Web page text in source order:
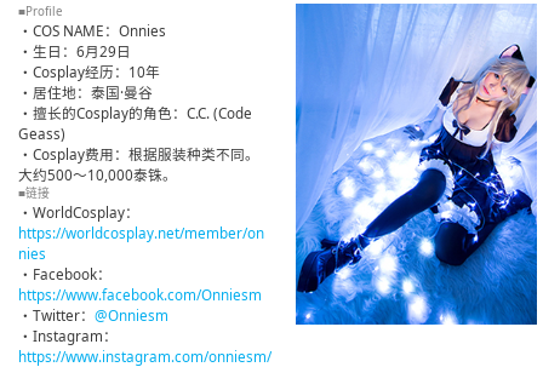
■Profile
・COS NAME：Onnies
・生日：6月29日
・Cosplay经历：10年
・居住地：泰国·曼谷
・擅长的Cosplay的角色：C.C. (Code
Geass)
・Cosplay费用：根据服装种类不同。
大约500～10,000泰铢。
■链接
・WorldCosplay：
https://worldcosplay.net/member/on
nies
・Facebook：
https://www.facebook.com/Onniesm
・Twitter： @Onniesm
・Instagram：
https://www.instagram.com/onniesm/